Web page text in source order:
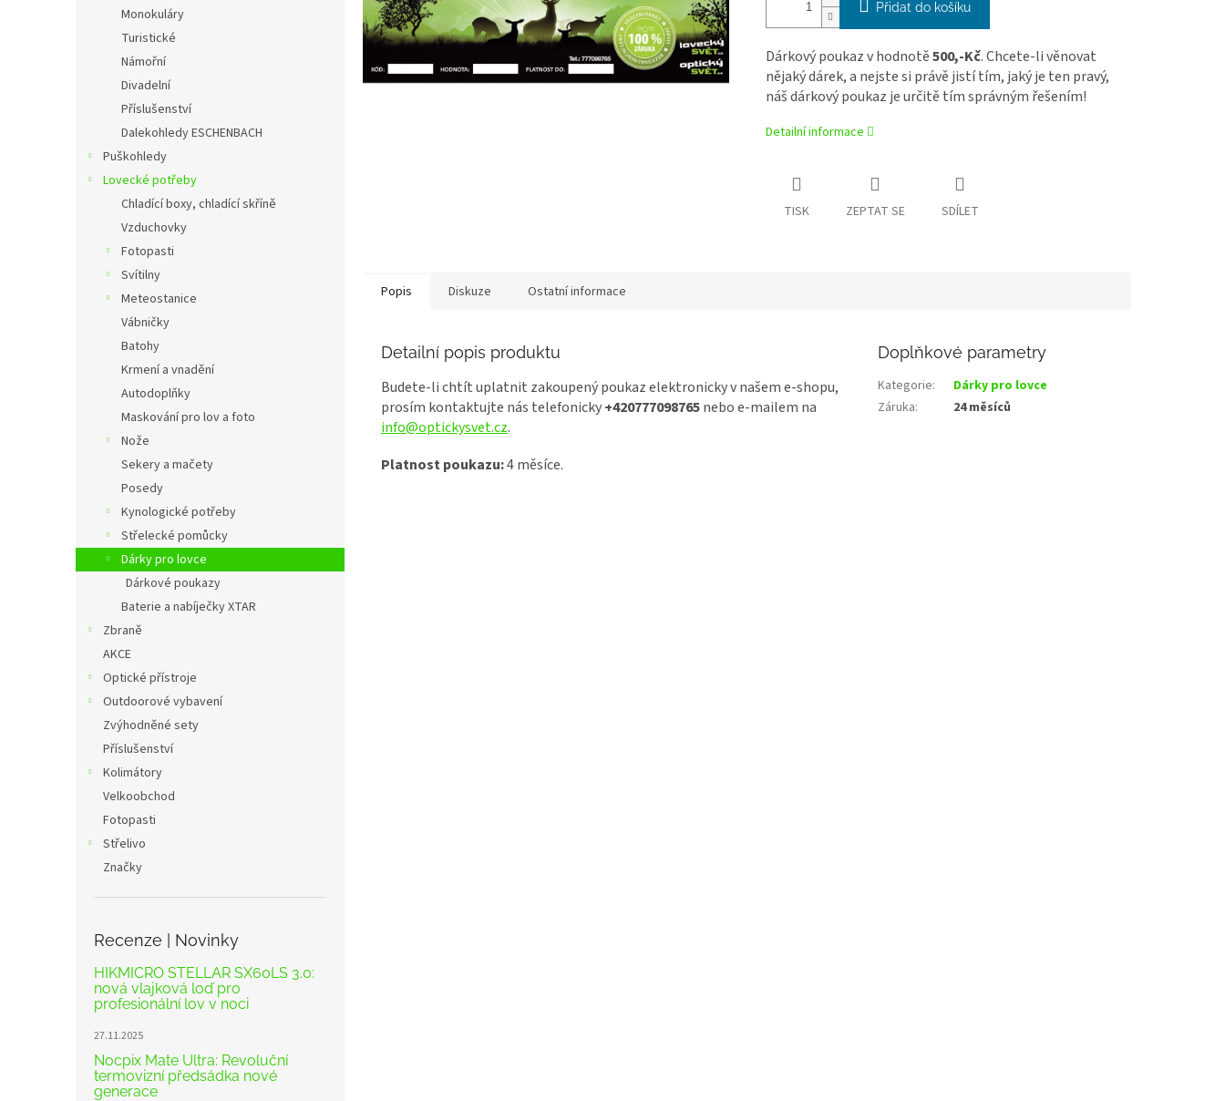
Monokuláry
Turistické
Námořní
Divadelní
Příslušenství
Dalekohledy ESCHENBACH
Puškohledy
Lovecké potřeby
Chladící boxy, chladící skříně
Vzduchovky
Fotopasti
Svítilny
Meteostanice
Vábničky
Batohy
Krmení a vnadění
Autodoplňky
Maskování pro lov a foto
Nože
Sekery a mačety
Posedy
Kynologické potřeby
Střelecké pomůcky
Dárky pro lovce
Dárkové poukazy
Baterie a nabíječky XTAR
Zbraně
AKCE
Optické přístroje
Outdoorové vybavení
Zvýhodněné sety
Příslušenství
Kolimátory
Velkoobchod
Fotopasti
Střelivo
Značky
Recenze | Novinky
HIKMICRO STELLAR SX60LS 3.0:
nová vlajková loď pro
profesionální lov v noci
27.11.2025
Nocpix Mate Ultra: Revoluční
termovizní předsádka nové
generace
Přidat do košíku
Dárkový poukaz v hodnotě500,-Kč. Chcete-li věnovat
nějaký dárek, a nejste si právě jistí tím, jaký je ten pravý,
náš dárkový poukaz je určitě tím správným řešením!
Detailní informace
TISK ZEPTAT SE SDÍLET
Popis Diskuze Ostatní informace
Detailní popis produktu
Budete-li chtít uplatnit zakoupený poukaz elektronicky v našem e-shopu,
prosím kontaktujte nás telefonicky+420777098765nebo e-mailem na
info@optickysvet.cz.
Platnost poukazu:4 měsíce.
Doplňkové parametry
Kategorie:
Dárky pro lovce
Záruka: 24 měsíců